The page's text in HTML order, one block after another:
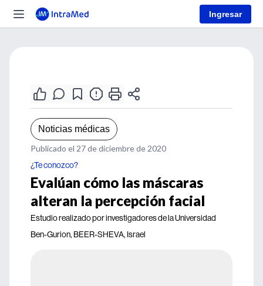
Ingresar
Noticias médicas
Publicado el 27 de diciembre de 2020
¿Te conozco?
Evalúan cómo las máscaras
alteran la percepción facial
Estudio realizado por investigadores de la Universidad
Ben-Gurion, BEER-SHEVA, Israel